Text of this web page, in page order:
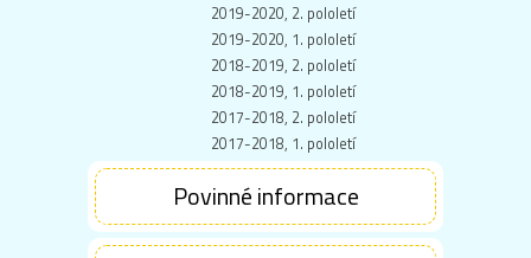
2019-2020, 2. pololetí
2019-2020, 1. pololetí
2018-2019, 2. pololetí
2018-2019, 1. pololetí
2017-2018, 2. pololetí
2017-2018, 1. pololetí
Povinné informace